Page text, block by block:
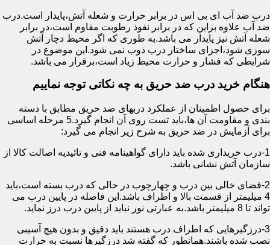
درب ضد آب ای بی اس در برابر حرارت و شعله آتش،پایدار است.درب
ضد آب علاوه براین که در برابر نفوذ رطوبت مقاوم است،در برابر
شعله آتش نیز پایدار می باشد.به طوری که اگر محیط دچار آتش
سوزی شود،اجزای ساختار درب ذوب نمی شود.این موضوع در
شرایطی که فشار و حرارت محیط زیاد است،برقرار می باشد.
هنگام خرید درب ضد حریق به چه نکاتی توجه نماییم
برای حصول اطمینان از عملکرد دربهای ضد حریق مطابق با دسته
بندی و مقاومت آن ها،باید تست روی آن انجام گیرد.5 مرحله اساسی
برای آزمایش در ضد حریق به شرح زیر انجام می گیرد:
1-درب خریداری شده باید دارای گواهینامه فنی و تائیدیه اصالت کالا از
سازمان آتش نشانی باشد.
2-فضای خالی بین درب و چهارچوب در حالی که درب بسته است،باید
4 میلیمتر از قسمت بالا و اطراف باشد.این فاصله در پایین درب می
تواند تا 8 میلیمتر باشد.به عبارتی نور نباید از پایین درب درز نماید.
3-درزگیرهایی که اطراف درب هستند باید دقیق و بدون هیچ آسیبی
نصب شده باشند.همانطور که گفته شد درزگیرها نسبت به حرارت